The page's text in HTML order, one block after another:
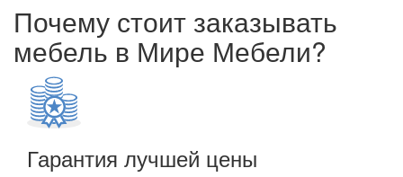
Почему стоит заказывать
мебель в Мире Мебели?
Гарантия лучшей цены